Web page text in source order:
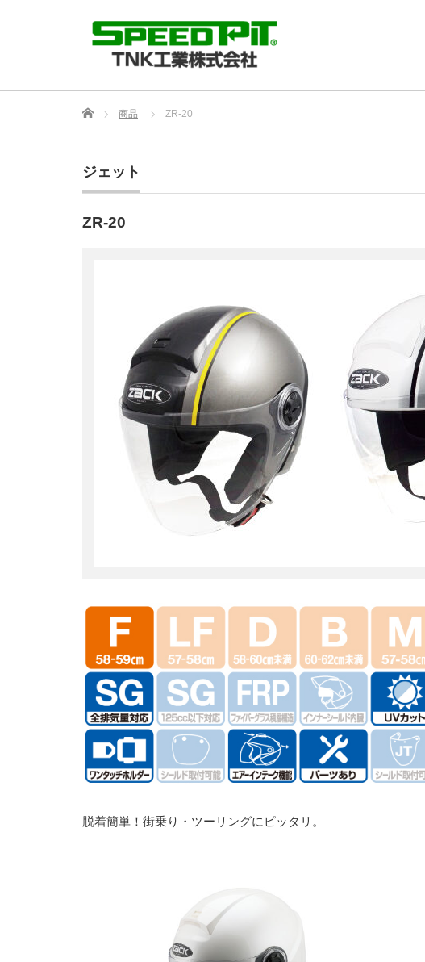
Home 商品 ZR-20
ジェット
ZR-20
脱着簡単！街乗り・ツーリングにピッタリ。